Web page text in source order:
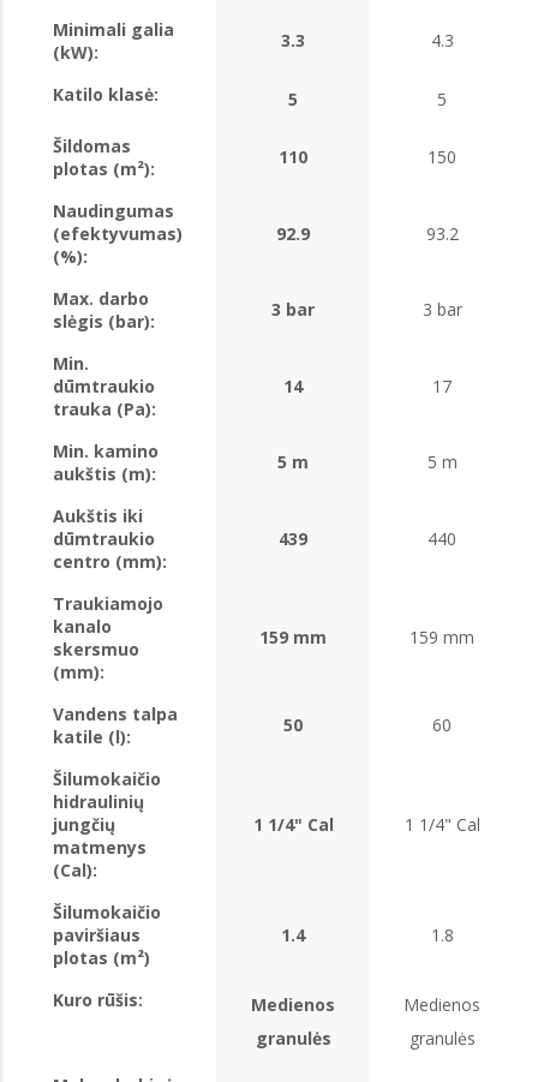
Minimali galia
(kW):
3.3 4.3
Katilo klasė: 5 5
Šildomas
plotas (m²):
110 150
Naudingumas
(efektyvumas)
(%):
92.9 93.2
Max. darbo
slėgis (bar):
3 bar 3 bar
Min.
dūmtraukio
trauka (Pa):
14 17
Min. kamino
aukštis (m):
5 m 5 m
Aukštis iki
dūmtraukio
centro (mm):
439 440
Traukiamojo
kanalo
skersmuo
(mm):
159 mm 159 mm
Vandens talpa
katile (l):
50 60
Šilumokaičio
hidraulinių
jungčių
matmenys
(Cal):
1 1/4" Cal 1 1/4" Cal
Šilumokaičio
paviršiaus
plotas (m²)
1.4 1.8
Kuro rūšis:
Medienos
granulės
Medienos
granulės